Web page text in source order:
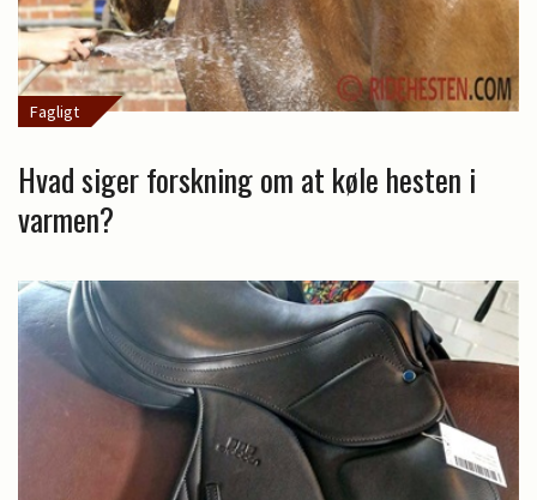
Fagligt
Hvad siger forskning om at køle hesten i
varmen?